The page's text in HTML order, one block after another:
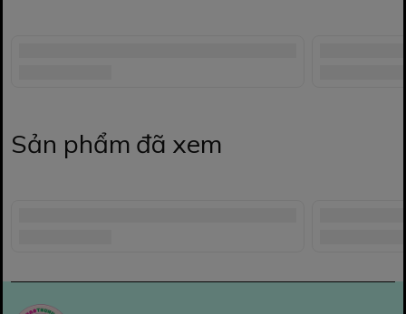
Sản phẩm đã xem